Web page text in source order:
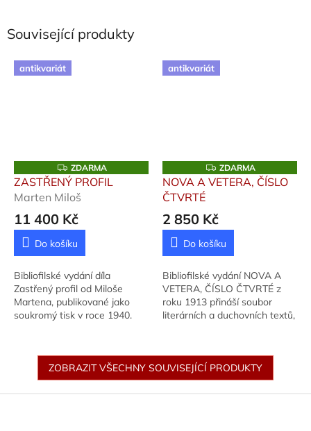
Související produkty
antikvariát
Z
D
A
R
A
ZDARMA
ZASTŘENÝ PROFIL
Marten Miloš
11 400 Kč
Do košíku
Bibliofilské vydání díla
Zastřený profil od Miloše
Martena, publikované jako
soukromý tisk v roce 1940.
antikvariát
Z
D
A
A
ZDARMA
NOVA A VETERA, ČÍSLO
ČTVRTÉ
2 850 Kč
Do košíku
Bibliofilské vydání NOVA A
VETERA, ČÍSLO ČTVRTÉ z
roku 1913 přináší soubor
literárních a duchovních textů,
ZOBRAZIT VŠECHNY SOUVISEJÍCÍ PRODUKTY